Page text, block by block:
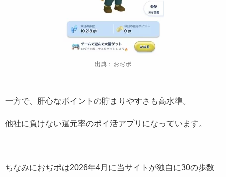
出典：おぢポ
一方で、肝心なポイントの貯まりやすさも高水準。
他社に負けない還元率のポイ活アプリになっています。
ちなみにおぢポは2026年4月に当サイトが独自に30の歩数